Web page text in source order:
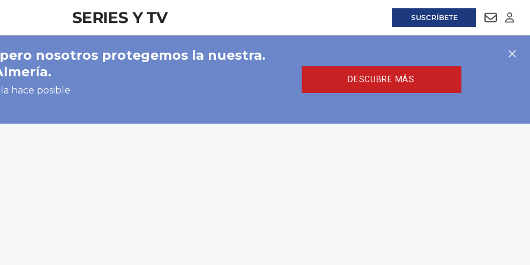
SUSCRÍBETE
SERIES Y TV